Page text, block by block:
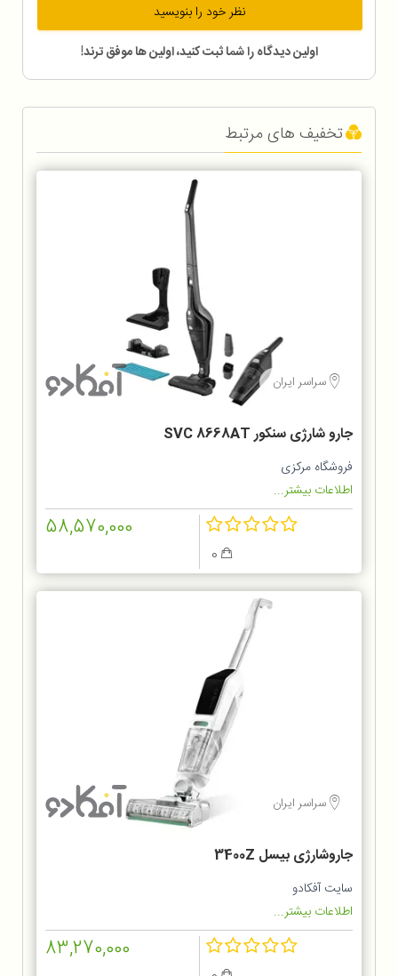
نظر خود را بنویسید
اولین دیدگاه را شما ثبت کنید، اولین ها موفق ترند!
تخفیف های مرتبط
سراسر ایران
جارو شارژی سنکور SVC 8668AT
فروشگاه مرکزی
اطلاعات بیشتر...
58,570,000
سراسر ایران
جاروشارژی بیسل 3400Z
سایت آفکادو
اطلاعات بیشتر...
83,270,000